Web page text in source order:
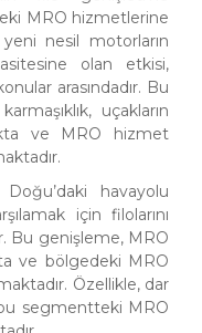
MRO hizmetlerine
yeni nesil motorların
olan etkisi,
arasındadır. Bu
uçakların
ve MRO hizmet
Doğu’daki havayolu
için filolarını
Bu genişleme, MRO
ve bölgedeki MRO
Özellikle, dar
segmentteki MRO